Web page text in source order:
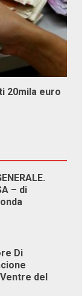
20mila euro
– di
Di
del